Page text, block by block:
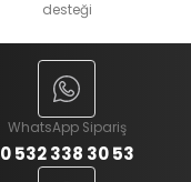
desteği
WhatsApp Sipariş
0 532 338 30 53